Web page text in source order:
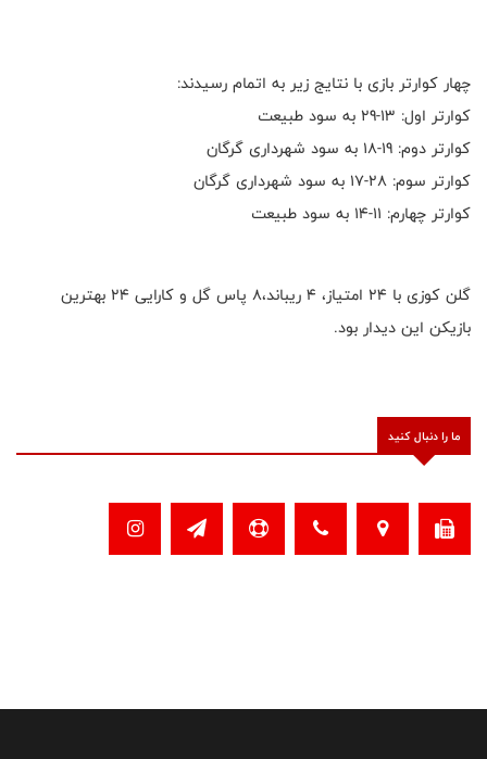
چهار کوارتر بازی با نتایج زیر به اتمام رسیدند:
کوارتر اول: 13-29 به سود طبیعت
کوارتر دوم: 19-18 به سود شهرداری گرگان
کوارتر سوم: 28-17 به سود شهرداری گرگان
کوارتر چهارم: 11-14 به سود طبیعت
گلن کوزی با ۲۴ امتیاز، ۴ ریباند،۸ پاس گل و کارایی ۲۴ بهترین
بازیکن این دیدار بود.
ما را دنبال کنید